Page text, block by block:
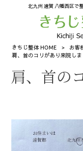
北九州 遠賀 八幡西区で
きちじ整体 HOME > お客
肩、首のコリがあり来院しま
肩、首の